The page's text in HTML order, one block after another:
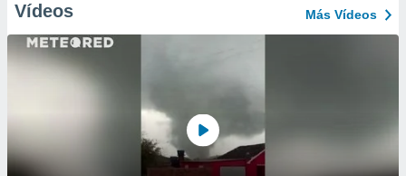
Vídeos Más Vídeos